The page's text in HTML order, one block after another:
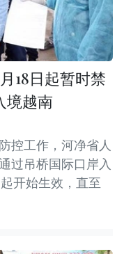
18日起暂时禁
境越南
控工作，河净省人
过吊桥国际口岸入
开始生效，直至